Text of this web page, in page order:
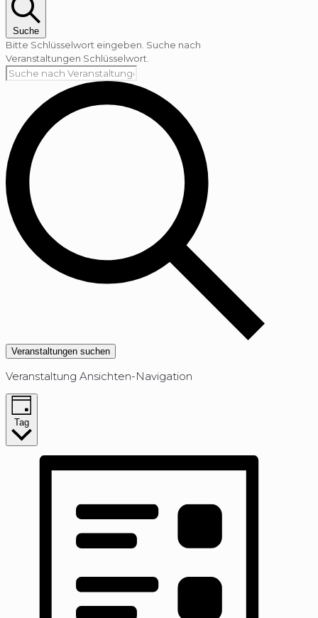
Suche
Bitte Schlüsselwort eingeben. Suche nach
Veranstaltungen Schlüsselwort.
Veranstaltungen suchen
Veranstaltung Ansichten-Navigation
Tag